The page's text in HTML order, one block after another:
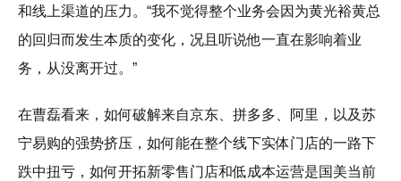
和线上渠道的压力。“我不觉得整个业务会因为黄光裕黄总
的回归而发生本质的变化，况且听说他一直在影响着业
务，从没离开过。”
在曹磊看来，如何破解来自京东、拼多多、阿里，以及苏
宁易购的强势挤压，如何能在整个线下实体门店的一路下
跌中扭亏，如何开拓新零售门店和低成本运营是国美当前